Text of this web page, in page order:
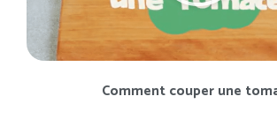
Comment couper une